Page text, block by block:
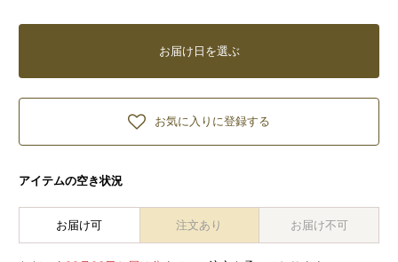
お届け日を選ぶ
お気に入りに登録する
アイテムの空き状況
お届け可 注文あり お届け不可